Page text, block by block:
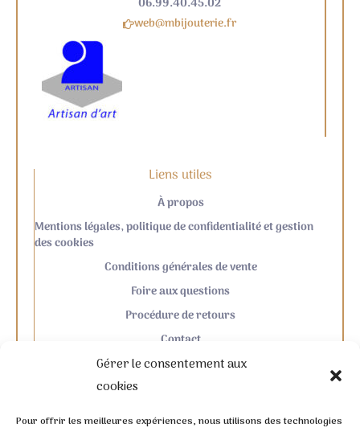
Gérer le consentement aux
cookies
Pour offrir les meilleures expériences, nous utilisons des technologies
web@mbijouterie.fr
Liens utiles
À propos
Mentions légales, politique de confidentialité et gestion
des cookies
Conditions générales de vente
Foire aux questions
Procédure de retours
Contact